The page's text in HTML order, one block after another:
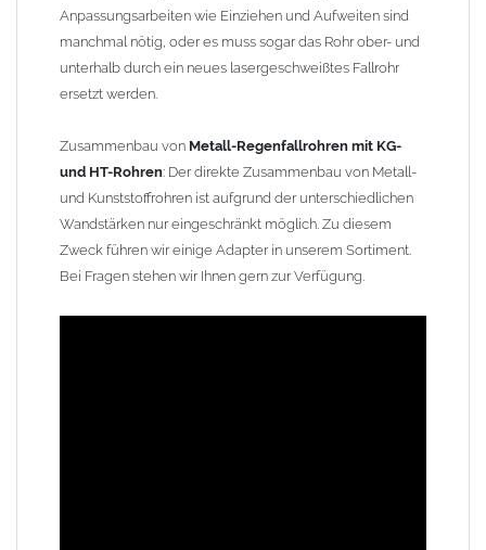
Anpassungsarbeiten wie Einziehen und Aufweiten sind
manchmal nötig, oder es muss sogar das Rohr ober- und
unterhalb durch ein neues lasergeschweißtes Fallrohr
ersetzt werden.
Zusammenbau von Metall-Regenfallrohren mit KG-
und HT-Rohren: Der direkte Zusammenbau von Metall-
und Kunststoffrohren ist aufgrund der unterschiedlichen
Wandstärken nur eingeschränkt möglich. Zu diesem
Zweck führen wir einige Adapter in unserem Sortiment.
Bei Fragen stehen wir Ihnen gern zur Verfügung.